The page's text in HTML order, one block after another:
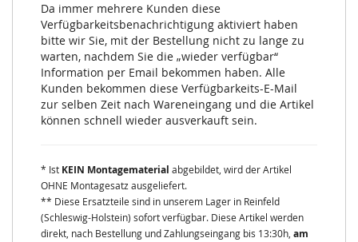
Da immer mehrere Kunden diese
Verfügbarkeitsbenachrichtigung aktiviert haben
bitte wir Sie, mit der Bestellung nicht zu lange zu
warten, nachdem Sie die „wieder verfügbar“
Information per Email bekommen haben. Alle
Kunden bekommen diese Verfügbarkeits-E-Mail
zur selben Zeit nach Wareneingang und die Artikel
können schnell wieder ausverkauft sein.
* Ist KEIN Montagematerial abgebildet, wird der Artikel
OHNE Montagesatz ausgeliefert.
** Diese Ersatzteile sind in unserem Lager in Reinfeld
(Schleswig-Holstein) sofort verfügbar. Diese Artikel werden
direkt, nach Bestellung und Zahlungseingang bis 13:30h, am